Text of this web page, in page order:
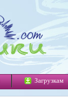
Загрузкам